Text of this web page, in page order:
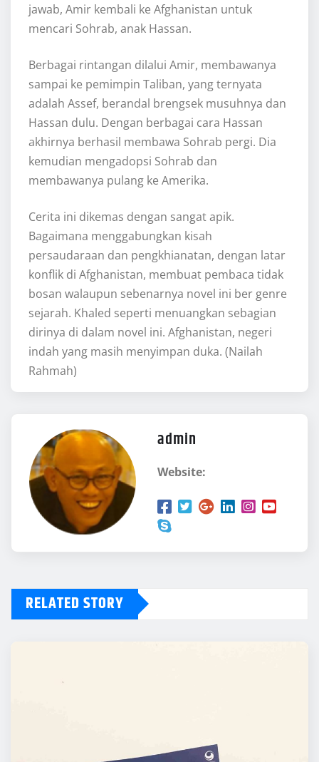
jawab, Amir kembali ke Afghanistan untuk
mencari Sohrab, anak Hassan.
Berbagai rintangan dilalui Amir, membawanya
sampai ke pemimpin Taliban, yang ternyata
adalah Assef, berandal brengsek musuhnya dan
Hassan dulu. Dengan berbagai cara Hassan
akhirnya berhasil membawa Sohrab pergi. Dia
kemudian mengadopsi Sohrab dan
membawanya pulang ke Amerika.
Cerita ini dikemas dengan sangat apik.
Bagaimana menggabungkan kisah
persaudaraan dan pengkhianatan, dengan latar
konflik di Afghanistan, membuat pembaca tidak
bosan walaupun sebenarnya novel ini ber genre
sejarah. Khaled seperti menuangkan sebagian
dirinya di dalam novel ini. Afghanistan, negeri
indah yang masih menyimpan duka. (Nailah
Rahmah)
admin
Website:
RELATED STORY